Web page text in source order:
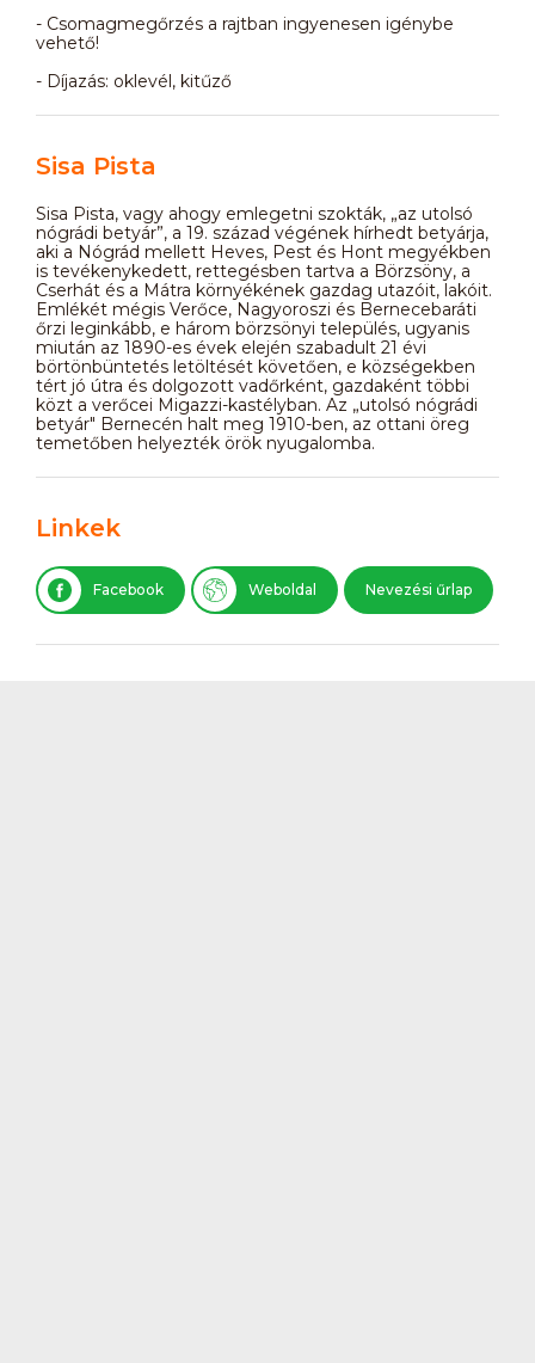
- Csomagmegőrzés a rajtban ingyenesen igénybe
vehető!
- Díjazás: oklevél, kitűző
Sisa Pista
Sisa Pista, vagy ahogy emlegetni szokták, „az utolsó
nógrádi betyár”, a 19. század végének hírhedt betyárja,
aki a Nógrád mellett Heves, Pest és Hont megyékben
is tevékenykedett, rettegésben tartva a Börzsöny, a
Cserhát és a Mátra környékének gazdag utazóit, lakóit.
Emlékét mégis Verőce, Nagyoroszi és Bernecebaráti
őrzi leginkább, e három börzsönyi település, ugyanis
miután az 1890-es évek elején szabadult 21 évi
börtönbüntetés letöltését követően, e községekben
tért jó útra és dolgozott vadőrként, gazdaként többi
közt a verőcei Migazzi-kastélyban. Az „utolsó nógrádi
betyár" Bernecén halt meg 1910-ben, az ottani öreg
temetőben helyezték örök nyugalomba.
Linkek
Facebook Weboldal Nevezési űrlap